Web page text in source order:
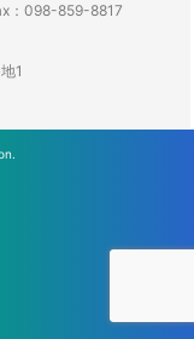
：098-859-8817
1